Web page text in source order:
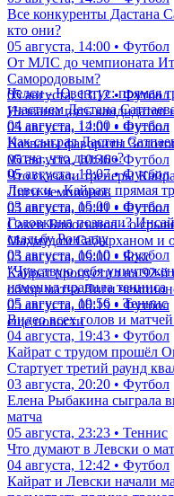
Все конкуренты Дастана
кто они?
05 августа, 14:00 • Футбол
От МЛС до чемпионата
Самородовым?
05 августа, 13:12 • Футбол
Названы пять
05 августа, 12:01 • Футбол
Названы фавориты
05 августа, 10:36 • Футбол
Что сказали тренеры
Лиги чемпионов
05 августа, 09:41 • Футбол
Сакен Бибосынов - о
Махмудом Сабырханом и
05 августа, 09:00 • Бокс
Кайрат пропустил на 92-й
обзор матча Лиги
05 августа, 00:19 • Футбол
еще новости
Челси - Ювентус: прямая
участием Дастана
04 августа, 14:00 • Футбол
Как сыграл Дастан
матча, что дальше?
05 августа, 18:07 • Футбол
Левски - Кайрат: прямая
03 августа, 15:00 • Футбол
Головкина позвали?
свадьбу Роналду
03 августа, 16:10 • Футбол
"Чувствую себя
изменил правила тенниса
05 августа, 19:56 • Теннис
Видео всех голов и
04 августа, 19:43 • Футбол
Кайрат с трудом прошёл
Стартует третий раунд
03 августа, 20:20 • Футбол
Елена Рыбакина сыграла
матча
05 августа, 23:23 • Теннис
Что думают в Левски о
04 августа, 12:42 • Футбол
Кайрат и Левски начали